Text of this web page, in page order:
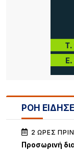
ΡΟΗ
2 ΏΡΕΣ ΠΡΙΝ
Προσωρινή